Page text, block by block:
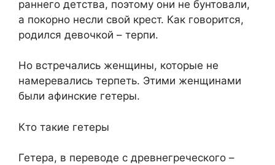
раннего детства, поэтому они не бунтовали,
а покорно несли свой крест. Как говорится,
родился девочкой – терпи.
Но встречались женщины, которые не
намеревались терпеть. Этими женщинами
были афинские гетеры.
Кто такие гетеры
Гетера, в переводе с древнегреческого –